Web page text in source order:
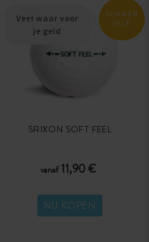
SUMMER
SALE
Veel waar voor
je geld
SRIXON SOFT FEEL
vanaf11,90 €
NU KOPEN